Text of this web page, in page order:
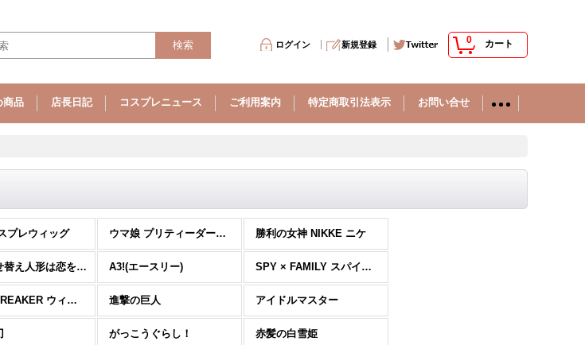
0 カート
ログイン 新規登録
商品 店長日記 コスプレニュース ご利用案内 特定商取引法表示 お問い合せ
プレウィッグ ウマ娘 プリティーダービー 勝利の女神 NIKKE ニケ
その着せ替え人形は恋をする A3!(エースリー) SPY × FAMILY スパイファミリー
WIND BREAKER ウィンドブレイカー 進撃の巨人 アイドルマスター
がっこうぐらし！ 赤髪の白雪姫